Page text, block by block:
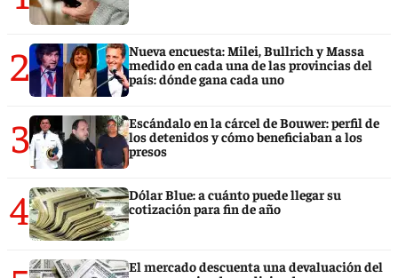
2
Nueva encuesta: Milei, Bullrich y Massa
medido en cada una de las provincias del
país: dónde gana cada uno
3
Escándalo en la cárcel de Bouwer: perfil de
los detenidos y cómo beneficiaban a los
presos
4
Dólar Blue: a cuánto puede llegar su
cotización para fin de año
El mercado descuenta una devaluación del